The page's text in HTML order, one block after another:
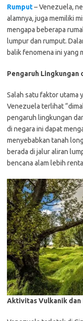
Rumput– Venezuela,
alamnya, juga memiliki
mengapa beberapa
lumpur dan rumput.
balik fenomena ini yang
Pengaruh Lingkungan
Salah satu faktor utama
Venezuela terlihat
pengaruh lingkungan
di negara ini dapat
menyebabkan tanah
berada di jalur aliran
bencana alam lebih
Aktivitas Vulkanik dan